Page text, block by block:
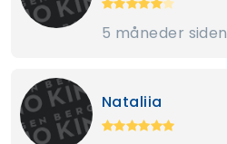
5 måneder siden
Nataliia